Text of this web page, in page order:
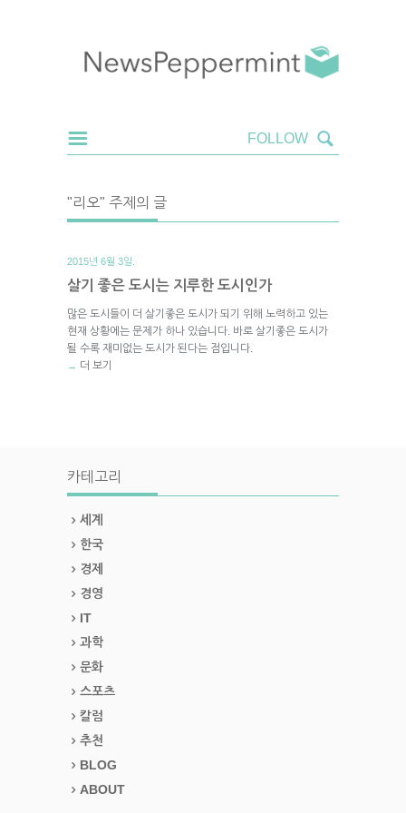
"리오" 주제의 글
2015년 6월 3일.
살기 좋은 도시는 지루한 도시인가
많은 도시들이 더 살기좋은 도시가 되기 위해 노력하고 있는
현재 상황에는 문제가 하나 있습니다. 바로 살기좋은 도시가
될 수록 재미없는 도시가 된다는 점입니다.
→ 더 보기
카테고리
세계
한국
경제
경영
IT
과학
문화
스포츠
칼럼
추천
BLOG
ABOUT